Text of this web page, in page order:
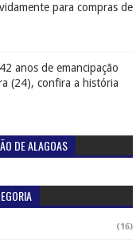
para compras de
anos de emancipação
(24), confira a história
DE ALAGOAS
(16)